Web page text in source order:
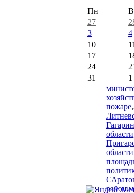
Пн
27
3
4
10
11
17
24
31
1
пожаре,
Гагарин
области
области
район,